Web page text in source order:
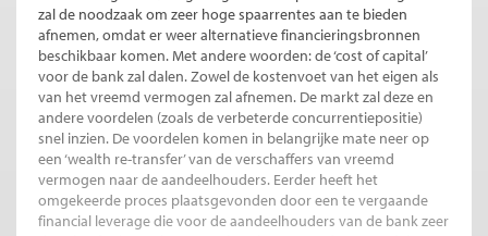
zal de noodzaak om zeer hoge spaarrentes aan te bieden
afnemen, omdat er weer alternatieve financieringsbronnen
beschikbaar komen. Met andere woorden: de ‘cost of capital’
voor de bank zal dalen. Zowel de kostenvoet van het eigen als
van het vreemd vermogen zal afnemen. De markt zal deze en
andere voordelen (zoals de verbeterde concurrentiepositie)
snel inzien. De voordelen komen in belangrijke mate neer op
een ‘wealth re-transfer’ van de verschaffers van vreemd
vermogen naar de aandeelhouders. Eerder heeft het
omgekeerde proces plaatsgevonden door een te vergaande
financial leverage die voor de aandeelhouders van de bank zeer